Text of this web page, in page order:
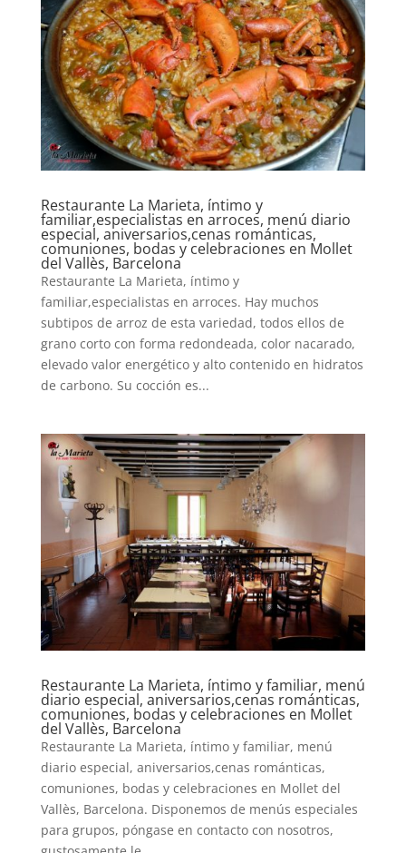
Restaurante La Marieta, íntimo y
familiar,especialistas en arroces, menú diario
especial, aniversarios,cenas románticas,
comuniones, bodas y celebraciones en Mollet
del Vallès, Barcelona
Restaurante La Marieta, íntimo y
familiar,especialistas en arroces. Hay muchos
subtipos de arroz de esta variedad, todos ellos de
grano corto con forma redondeada, color nacarado,
elevado valor energético y alto contenido en hidratos
de carbono. Su cocción es...
Restaurante La Marieta, íntimo y familiar, menú
diario especial, aniversarios,cenas románticas,
comuniones, bodas y celebraciones en Mollet
del Vallès, Barcelona
Restaurante La Marieta, íntimo y familiar, menú
diario especial, aniversarios,cenas románticas,
comuniones, bodas y celebraciones en Mollet del
Vallès, Barcelona. Disponemos de menús especiales
para grupos, póngase en contacto con nosotros,